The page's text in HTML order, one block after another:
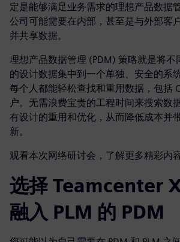
定是能够满足业务需求的理想产品数据
公司可能需要在内部，甚至是与外部客
并共享数据。
理想产品数据管理 (PDM) 策略就是将不
的设计数据集中到一个单独、安全的系
每个人都能轻松查找和重用数据，包括
户。无需浪费宝贵的工程时间来搜索数
有设计的重用和优化，从而降低成本并
新。
观看本次网络研讨会，了解更多精彩内容
选择 Teamcenter
融入 PLM 的 PDM